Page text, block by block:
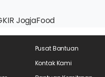
Pusat Bantuan
Kontak Kami